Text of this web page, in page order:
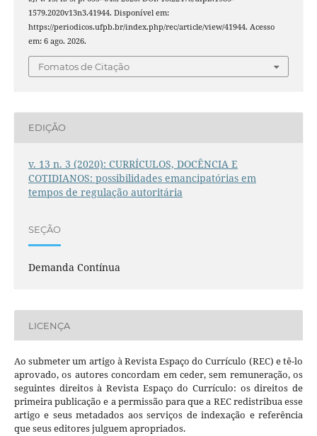
1579.2020v13n3.41944. Disponível em:
https://periodicos.ufpb.br/index.php/rec/article/view/41944. Acesso
em: 6 ago. 2026.
Fomatos de Citação
EDIÇÃO
v. 13 n. 3 (2020): CURRÍCULOS, DOCÊNCIA E
COTIDIANOS: possibilidades emancipatórias em
tempos de regulação autoritária
SEÇÃO
Demanda Contínua
LICENÇA
Ao submeter um artigo à Revista Espaço do Currículo (REC) e tê-lo
aprovado, os autores concordam em ceder, sem remuneração, os
seguintes direitos à Revista Espaço do Currículo: os direitos de
primeira publicação e a permissão para que a REC redistribua esse
artigo e seus metadados aos serviços de indexação e referência
que seus editores julguem apropriados.